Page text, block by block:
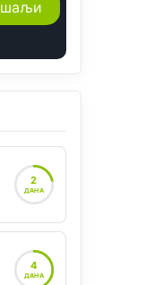
2
ДАНА
4
ДАНА